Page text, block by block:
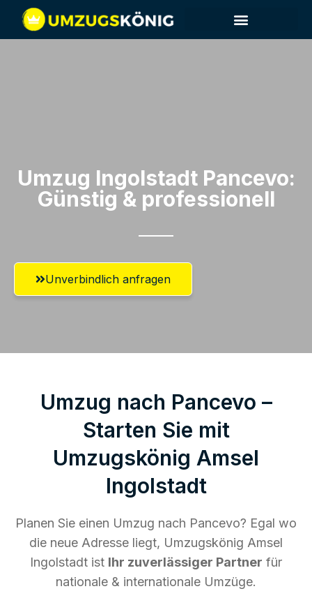
Umzug Ingolstadt​ Pancevo:
Günstig & professionell​
Unverbindlich anfragen
Umzug nach Pancevo –
Starten Sie mit
Umzugskönig Amsel
Ingolstadt
Planen Sie einen Umzug nach Pancevo? Egal wo
die neue Adresse liegt, Umzugskönig Amsel
Ingolstadt ist Ihr zuverlässiger Partner für
nationale & internationale Umzüge.